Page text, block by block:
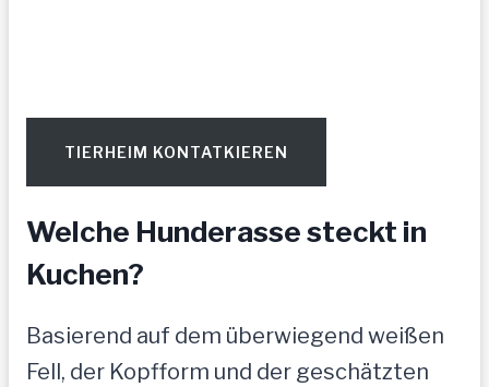
TIERHEIM KONTATKIEREN
Welche Hunderasse steckt in
Kuchen?
Basierend auf dem überwiegend weißen
Fell, der Kopfform und der geschätzten